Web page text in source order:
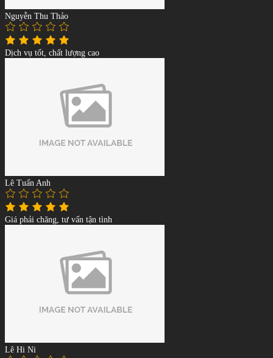
Nguyễn Thu Thảo
Dịch vụ tốt, chất lượng cao
Lê Tuấn Anh
Giá phải chăng, tư vấn tận tình
Lê Hi Ni